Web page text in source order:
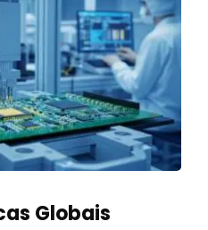
Globais